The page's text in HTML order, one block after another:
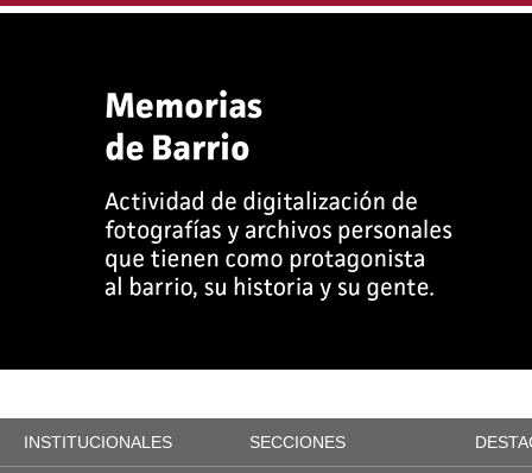
INSTITUCIONALES SECCIONES